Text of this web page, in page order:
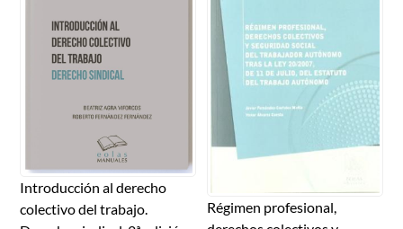
Introducción al derecho
colectivo del trabajo.
Régimen profesional,